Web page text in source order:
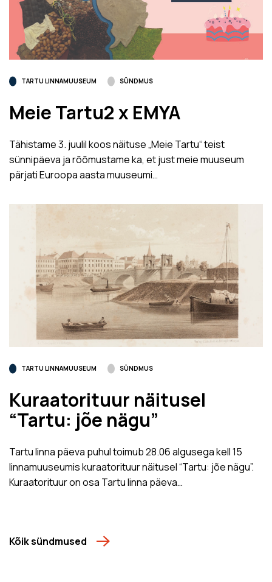
TARTU LINNAMUUSEUM SÜNDMUS
Meie Tartu2 x EMYA
Tähistame 3. juulil koos näituse „Meie Tartu“ teist
sünnipäeva ja rõõmustame ka, et just meie muuseum
pärjati Euroopa aasta muuseumi…
TARTU LINNAMUUSEUM SÜNDMUS
Kuraatorituur näitusel
“Tartu: jõe nägu”
Tartu linna päeva puhul toimub 28.06 algusega kell 15
linnamuuseumis kuraatorituur näitusel “Tartu: jõe nägu”.
Kuraatorituur on osa Tartu linna päeva…
Kõik sündmused